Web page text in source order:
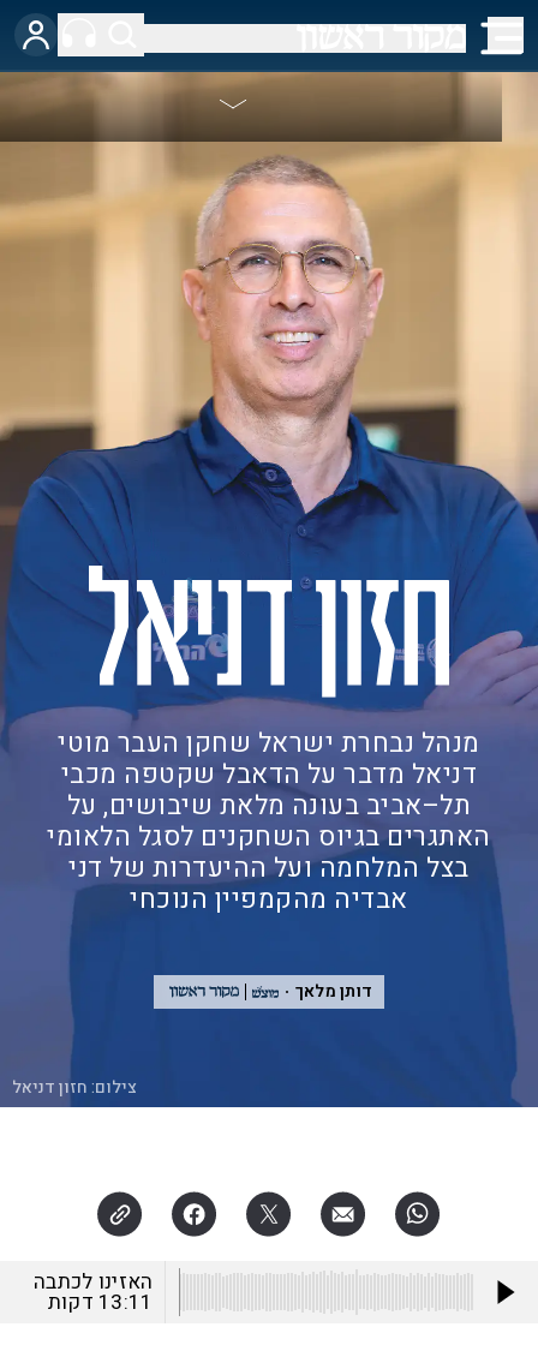
צילום:חזון דניאל
מנהל נבחרת ישראל שחקן העבר מוטי
דניאל מדבר על הדאבל שקטפה מכבי
תל–אביב בעונה מלאת שיבושים, על
האתגרים בגיוס השחקנים לסגל הלאומי
בצל המלחמה ועל ההיעדרות של דני
אבדיה מהקמפיין הנוכחי
דותן מלאך
האזינו לכתבה
13:11 דקות